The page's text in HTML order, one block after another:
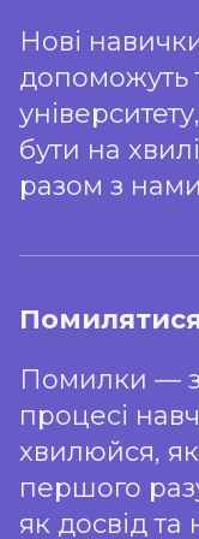
Нові
допоможуть
бути на
разом з
Помилки —
процесі
хвилюйся,
першого
як досвід та
Вартість
ми
16 Закону
після
усіх
Ні.
які
основі